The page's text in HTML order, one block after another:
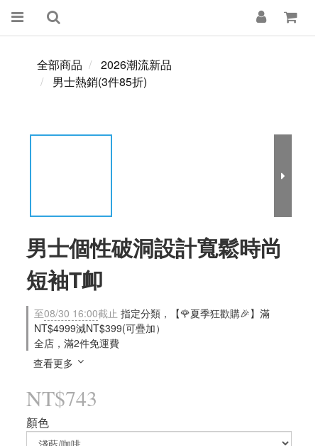
全部商品
2026潮流新品
男士熱銷(3件85折)
男士個性破洞設計寬鬆時尚
短袖T卹
至08/30 16:00截止 指定分類，【🌹夏季狂歡購🎉】滿
NT$4999減NT$399(可疊加）
全店，滿2件免運費
查看更多
NT$743
顏色